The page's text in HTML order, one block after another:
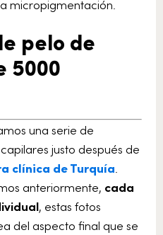
micropigmentación.
pelo de
5000
una serie de
justo después de
clínica de Turquía.
anteriormente, cada
, estas fotos
del aspecto final que se